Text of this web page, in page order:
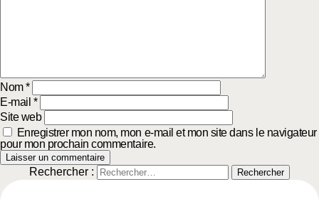
Nom*
E-mail *
Site web
Enregistrer mon nom, mon e-mail et mon site dans le navigateur
pour mon prochain commentaire.
Rechercher :